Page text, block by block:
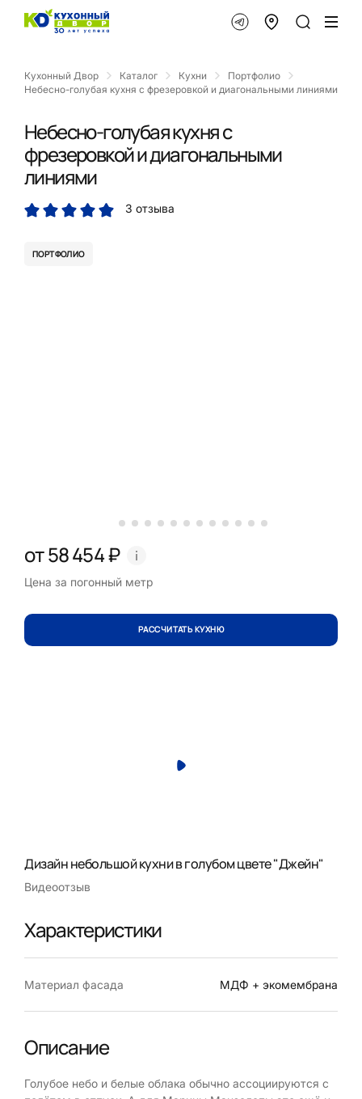
Кухонный Двор Каталог Кухни
Портфолио
Небесно-голубая кухня с фрезеровкой и диагональными линиями
Небесно-голубая кухня с
фрезеровкой и диагональными
линиями
3 отзыва
ПОРТФОЛИО
от 58 454 ₽
Цена за погонный метр
РАССЧИТАТЬ КУХНЮ
Дизайн небольшой кухни в голубом цвете "Джейн"
Видеоотзыв
Характеристики
Материал фасада МДФ + экомембрана
Описание
Голубое небо и белые облака обычно ассоциируются с